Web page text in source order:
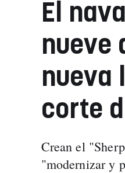
El
nueve
nueva
corte
Crean el
"modernizar y